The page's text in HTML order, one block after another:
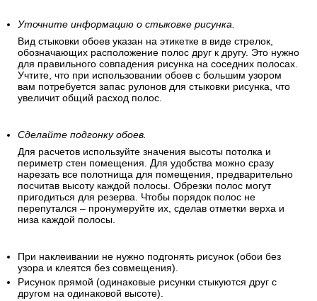
Уточните информацию о стыковке рисунка.
Вид стыковки обоев указан на этикетке в виде стрелок,
обозначающих расположение полос друг к другу. Это нужно
для правильного совпадения рисунка на соседних полосах.
Учтите, что при использовании обоев с большим узором
вам потребуется запас рулонов для стыковки рисунка, что
увеличит общий расход полос.
Сделайте подгонку обоев.
Для расчетов используйте значения высоты потолка и
периметр стен помещения. Для удобства можно сразу
нарезать все полотнища для помещения, предварительно
посчитав высоту каждой полосы. Обрезки полос могут
пригодиться для резерва. Чтобы порядок полос не
перепутался – пронумеруйте их, сделав отметки верха и
низа каждой полосы.
При наклеивании не нужно подгонять рисунок (обои без
узора и клеятся без совмещения).
Рисунок прямой (одинаковые рисунки стыкуются друг с
другом на одинаковой высоте).